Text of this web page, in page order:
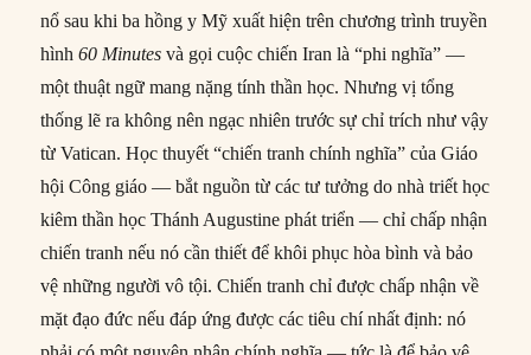
nổ sau khi ba hồng y Mỹ xuất hiện trên chương trình truyền
hình60 Minutes và gọi cuộc chiến Iran là “phi nghĩa” —
một thuật ngữ mang nặng tính thần học. Nhưng vị tổng
thống lẽ ra không nên ngạc nhiên trước sự chỉ trích như vậy
từ Vatican. Học thuyết “chiến tranh chính nghĩa” của Giáo
hội Công giáo — bắt nguồn từ các tư tưởng do nhà triết học
kiêm thần học Thánh Augustine phát triển — chỉ chấp nhận
chiến tranh nếu nó cần thiết để khôi phục hòa bình và bảo
vệ những người vô tội. Chiến tranh chỉ được chấp nhận về
mặt đạo đức nếu đáp ứng được các tiêu chí nhất định: nó